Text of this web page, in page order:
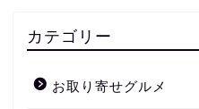
カテゴリー
お取り寄せグルメ